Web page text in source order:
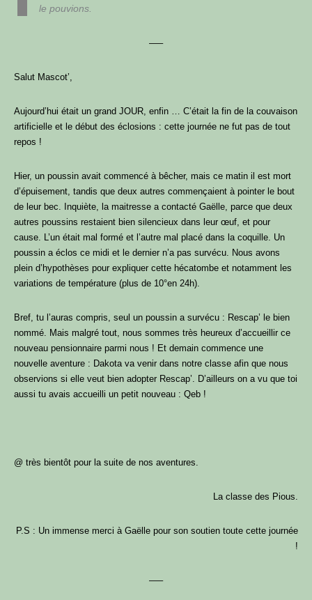
le pouvions.
—–
Salut Mascot’,
Aujourd’hui était un grand JOUR, enfin … C’était la fin de la couvaison
artificielle et le début des éclosions : cette journée ne fut pas de tout
repos !
Hier, un poussin avait commencé à bêcher, mais ce matin il est mort
d’épuisement, tandis que deux autres commençaient à pointer le bout
de leur bec. Inquiète, la maitresse a contacté Gaëlle, parce que deux
autres poussins restaient bien silencieux dans leur œuf, et pour
cause. L’un était mal formé et l’autre mal placé dans la coquille. Un
poussin a éclos ce midi et le dernier n’a pas survécu. Nous avons
plein d’hypothèses pour expliquer cette hécatombe et notamment les
variations de température (plus de 10°en 24h).
Bref, tu l’auras compris, seul un poussin a survécu : Rescap’ le bien
nommé. Mais malgré tout, nous sommes très heureux d’accueillir ce
nouveau pensionnaire parmi nous ! Et demain commence une
nouvelle aventure : Dakota va venir dans notre classe afin que nous
observions si elle veut bien adopter Rescap’. D’ailleurs on a vu que toi
aussi tu avais accueilli un petit nouveau : Qeb !
@ très bientôt pour la suite de nos aventures.
La classe des Pious.
P.S : Un immense merci à Gaëlle pour son soutien toute cette journée
!
—–